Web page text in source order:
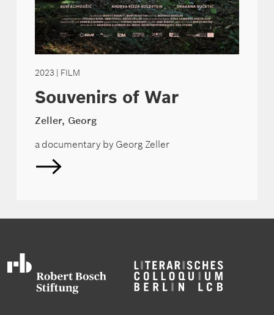
2023 | FILM
Souvenirs of War
Zeller, Georg
a documentary by Georg Zeller